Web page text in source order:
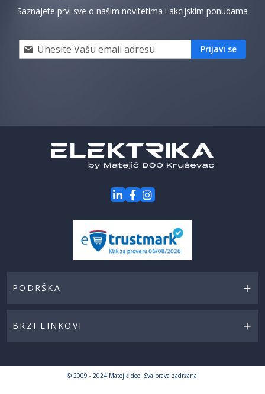
Saznajete prvi sve o našim novitetima i akcijskim ponudama
Prijavi
se
akcije
Prijavi se
PODRŠKA
BRZI LINKOVI
© 2009 - 2024 Matejić doo. Sva prava zadržana.